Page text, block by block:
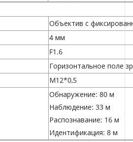
Объектив с
4 мм
F1.6
Горизонтальное поле
М12*0,5
Обнаружение: 80 м
Наблюдение: 33 м
Распознавание: 16 м
Идентификация: 8 м